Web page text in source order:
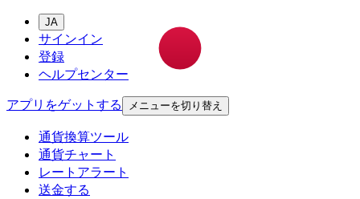
JA
サインイン
登録
ヘルプセンター
アプリをゲットする
メニューを切り替え
通貨換算ツール
通貨チャート
レートアラート
送金する